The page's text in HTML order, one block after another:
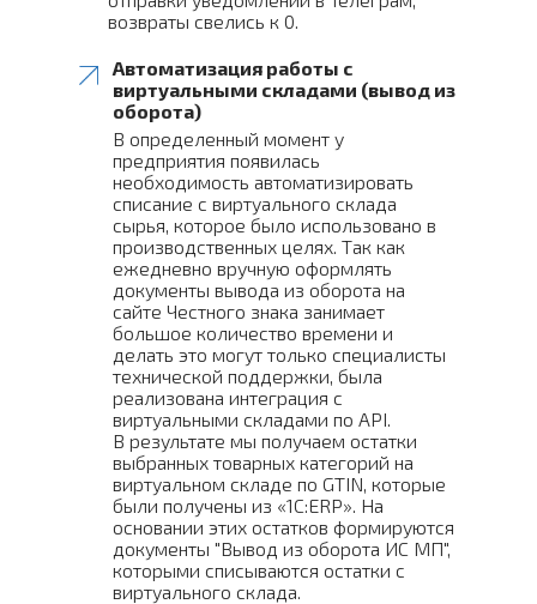
возвраты свелись к 0.
Автоматизация работы с
виртуальными складами (вывод из
оборота)
В определенный момент у
предприятия появилась
необходимость автоматизировать
списание с виртуального склада
сырья, которое было использовано в
производственных целях. Так как
ежедневно вручную оформлять
документы вывода из оборота на
сайте Честного знака занимает
большое количество времени и
делать это могут только специалисты
технической поддержки, была
реализована интеграция с
виртуальными складами по API.
В результате мы получаем остатки
выбранных товарных категорий на
виртуальном складе по GTIN, которые
были получены из «1С:ERP». На
основании этих остатков формируются
документы "Вывод из оборота ИС МП",
которыми списываются остатки с
виртуального склада.